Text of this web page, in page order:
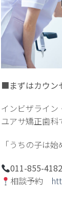
■まずはカウン
インビザライン
ユアサ矯正歯科
「うちの子は
011-855-4182
相談予約